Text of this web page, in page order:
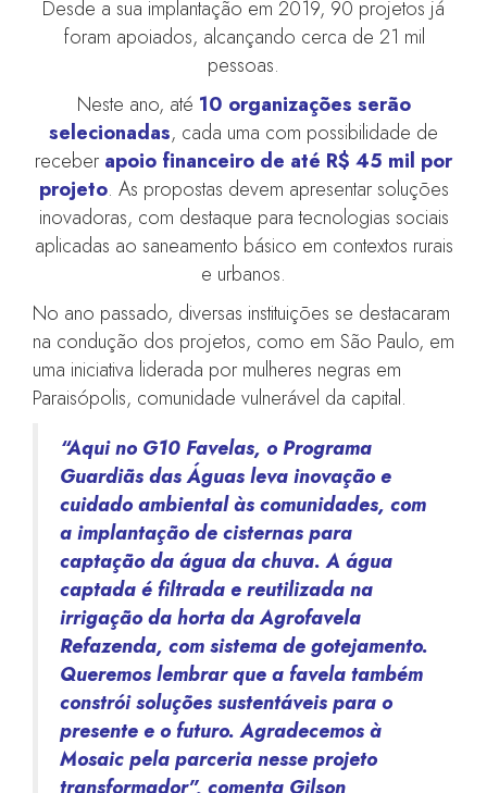
Desde a sua implantação em 2019, 90 projetos já
foram apoiados, alcançando cerca de 21 mil
pessoas.
Neste ano, até 10 organizações serão
selecionadas, cada uma com possibilidade de
receber apoio financeiro de até R$ 45 mil por
projeto. As propostas devem apresentar soluções
inovadoras, com destaque para tecnologias sociais
aplicadas ao saneamento básico em contextos rurais
e urbanos.
No ano passado, diversas instituições se destacaram
na condução dos projetos, como em São Paulo, em
uma iniciativa liderada por mulheres negras em
Paraisópolis, comunidade vulnerável da capital.
“Aqui no G10 Favelas, o Programa
Guardiãs das Águas leva inovação e
cuidado ambiental às comunidades, com
a implantação de cisternas para
captação da água da chuva. A água
captada é filtrada e reutilizada na
irrigação da horta da Agrofavela
Refazenda, com sistema de gotejamento.
Queremos lembrar que a favela também
constrói soluções sustentáveis para o
presente e o futuro. Agradecemos à
Mosaic pela parceria nesse projeto
transformador”, comenta Gilson